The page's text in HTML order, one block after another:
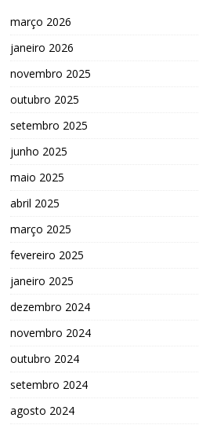
março 2026
janeiro 2026
novembro 2025
outubro 2025
setembro 2025
junho 2025
maio 2025
abril 2025
março 2025
fevereiro 2025
janeiro 2025
dezembro 2024
novembro 2024
outubro 2024
setembro 2024
agosto 2024